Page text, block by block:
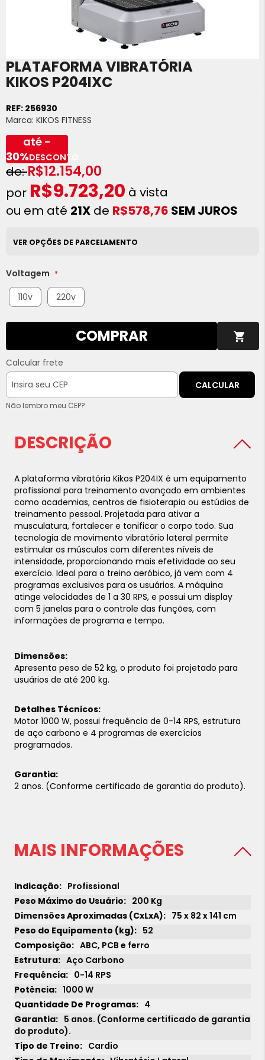
PLATAFORMA VIBRATÓRIA
KIKOS P204IXC
REF: 256930
Marca: KIKOS FITNESS
R$12.154,00
até -
30%DESCONTO
R$9.723,20 à vista
ou em até 21X de R$578,76 SEM JUROS
VER OPÇÕES DE PARCELAMENTO
Voltagem
110v
220v
COMPRAR
Calcular frete
CALCULAR
Não lembro meu CEP?
Saltar
para
o
da
Galeria
de
imagens
DESCRIÇÃO
A plataforma vibratória Kikos P204IX é um equipamento
profissional para treinamento avançado em ambientes
como academias, centros de fisioterapia ou estúdios de
treinamento pessoal. Projetada para ativar a
musculatura, fortalecer e tonificar o corpo todo. Sua
tecnologia de movimento vibratório lateral permite
estimular os músculos com diferentes níveis de
intensidade, proporcionando mais efetividade ao seu
exercício. Ideal para o treino aeróbico, já vem com 4
programas exclusivos para os usuários. A máquina
atinge velocidades de 1 a 30 RPS, e possui um display
com 5 janelas para o controle das funções, com
informações de programa e tempo.
Dimensões:
Apresenta peso de 52 kg, o produto foi projetado para
usuários de até 200 kg.
Detalhes Técnicos:
Motor 1000 W, possui frequência de 0-14 RPS, estrutura
de aço carbono e 4 programas de exercícios
programados.
Garantia:
2 anos. (Conforme certificado de garantia do produto).
MAIS INFORMAÇÕES
Profissional
200 Kg
75 x 82 x 141 cm
52
ABC, PCB e ferro
Aço Carbono
0-14 RPS
1000 W
4
5 anos. (Conforme certificado de garantia
do produto).
Cardio